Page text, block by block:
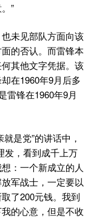
”
未见部队方面向该
的否认。而雷锋本
其他文字凭据。该
在1960年9月后多
雷锋在1960年9月
是党”的讲话中，
发，看到成千上万
：一个新成立的人
军战士，一定要以
了200元钱。我到
的心意，但是不收